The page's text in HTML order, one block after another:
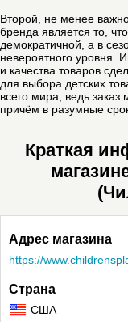
Второй, не менее
бренда является то,
демократичной, а в
невероятного уровня.
и качества товаров
для выбора детских
всего мира, ведь
причём в разумные
Краткая
Адрес магазина
https://
Страна
США